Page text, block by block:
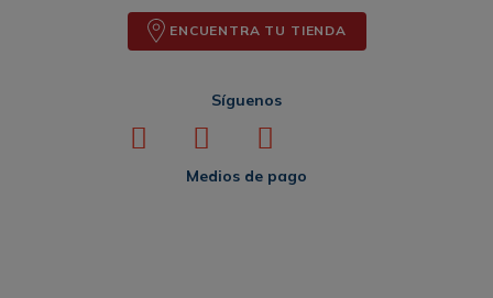
ENCUENTRA TU TIENDA
Síguenos
Medios de pago